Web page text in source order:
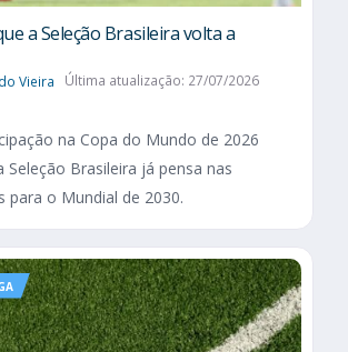
a Seleção Brasileira volta a
Vieira Última atualização: 27/07/2026
na Copa do Mundo de 2026
Seleção Brasileira já pensa nas
para o Mundial de 2030.